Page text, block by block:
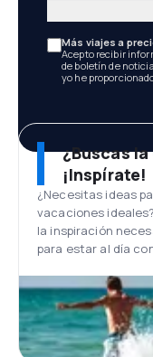
Más viajes a
Acepto recibir
de boletín de
yo he
¿Buscas
¡Inspírate!
¿Necesitas ideas
vacaciones
la inspiración
para estar al día